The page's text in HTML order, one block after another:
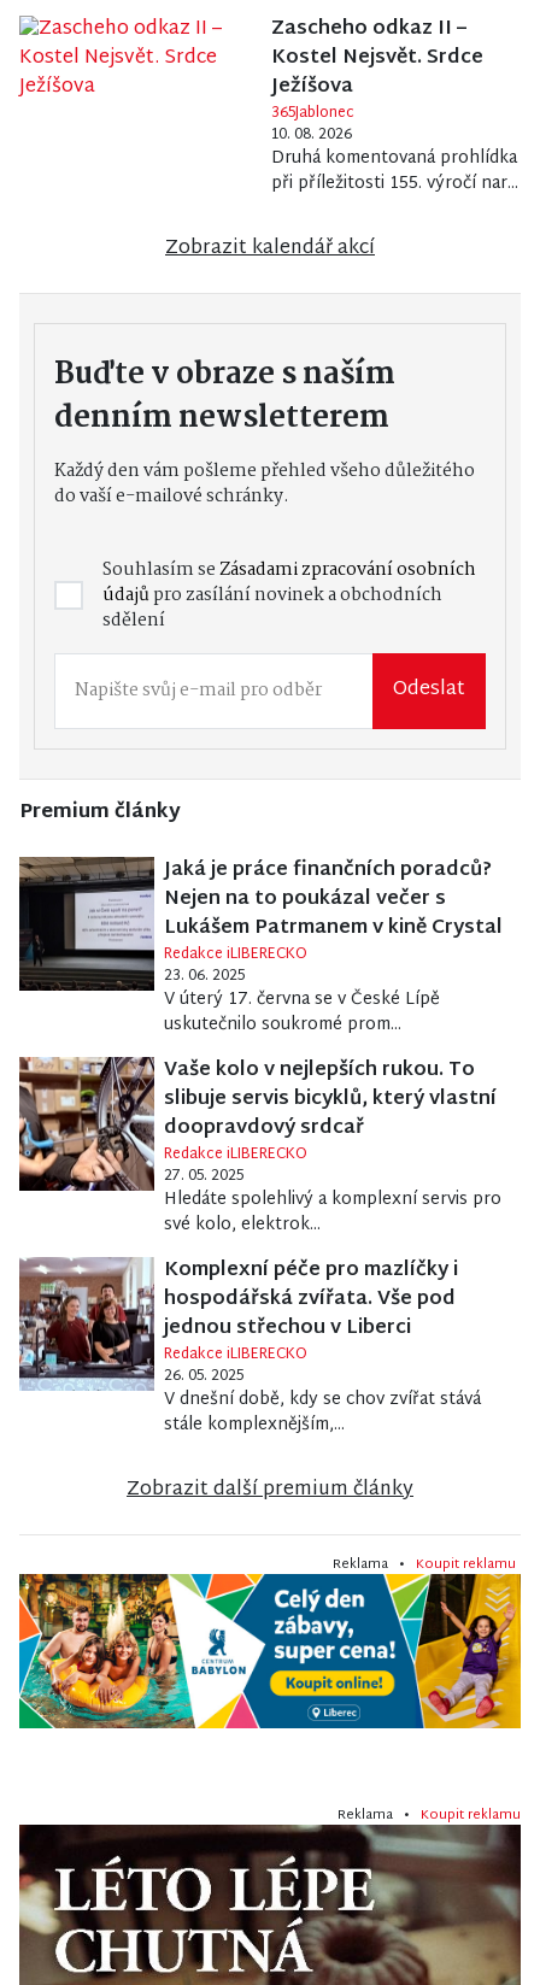
Zascheho odkaz II –
Kostel Nejsvět. Srdce
Ježíšova
365Jablonec
10. 08. 2026
Druhá komentovaná prohlídka
při příležitosti 155. výročí nar...
Zobrazit kalendář akcí
Buďte v obraze s naším
denním newsletterem
Každý den vám pošleme přehled všeho důležitého
do vaší e-mailové schránky.
Souhlasím seZásadami zpracování osobních
údajůpro zasílání novinek a obchodních
sdělení
Odeslat
Premium články
Jaká je práce finančních poradců?
Nejen na to poukázal večer s
Lukášem Patrmanem v kině Crystal
Redakce iLIBERECKO
23. 06. 2025
V úterý 17. června se v České Lípě
uskutečnilo soukromé prom...
Vaše kolo v nejlepších rukou. To
slibuje servis bicyklů, který vlastní
doopravdový srdcař
Redakce iLIBERECKO
27. 05. 2025
Hledáte spolehlivý a komplexní servis pro
své kolo, elektrok...
Komplexní péče pro mazlíčky i
hospodářská zvířata. Vše pod
jednou střechou v Liberci
Redakce iLIBERECKO
26. 05. 2025
V dnešní době, kdy se chov zvířat stává
stále komplexnějším,...
Zobrazit další premium články
Reklama • Koupit reklamu
Reklama • Koupit reklamu